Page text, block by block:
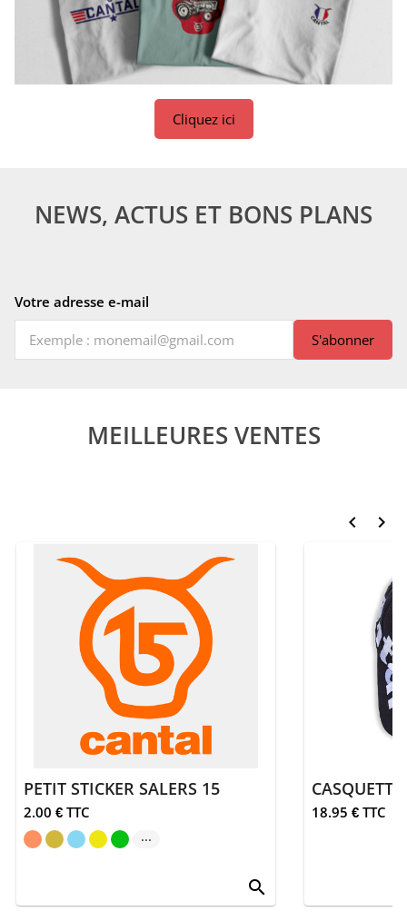
Cliquez ici
NEWS, ACTUS ET BONS PLANS
Votre adresse e-mail
S'abonner
MEILLEURES VENTES
keyboard_arrow_left keyboard_arrow_right
PETIT STICKER SALERS 15
2.00 € TTC
...
search
18.95 € TTC